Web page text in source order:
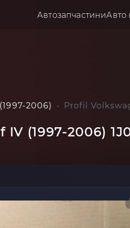
АвтозапчастиниАвто
2006) Profil
(1997-2006)